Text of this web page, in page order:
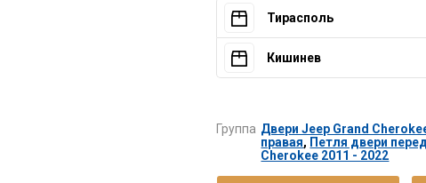
Тирасполь
Кишинев
Группа Двери Jeep Grand
правая, Петля двери
Cherokee 2011 - 2022